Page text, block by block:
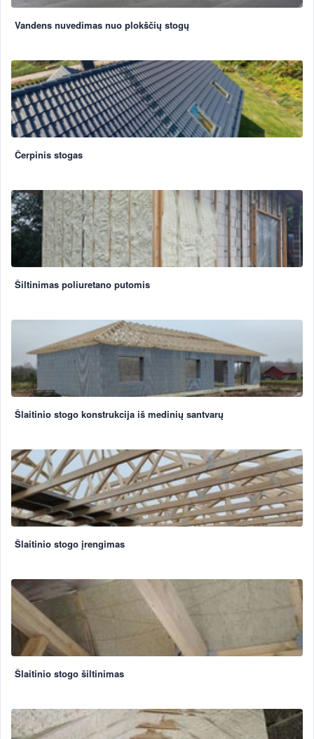
Vandens nuvedimas nuo plokščių stogų
Čerpinis stogas
Šiltinimas poliuretano putomis
Šlaitinio stogo konstrukcija iš medinių santvarų
Šlaitinio stogo įrengimas
Šlaitinio stogo šiltinimas